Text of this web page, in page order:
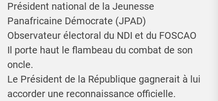
Président national de la Jeunesse
Panafricaine Démocrate (JPAD)
Observateur électoral du NDI et du FOSCAO
Il porte haut le flambeau du combat de son
oncle.
Le Président de la République gagnerait à lui
accorder une reconnaissance officielle.